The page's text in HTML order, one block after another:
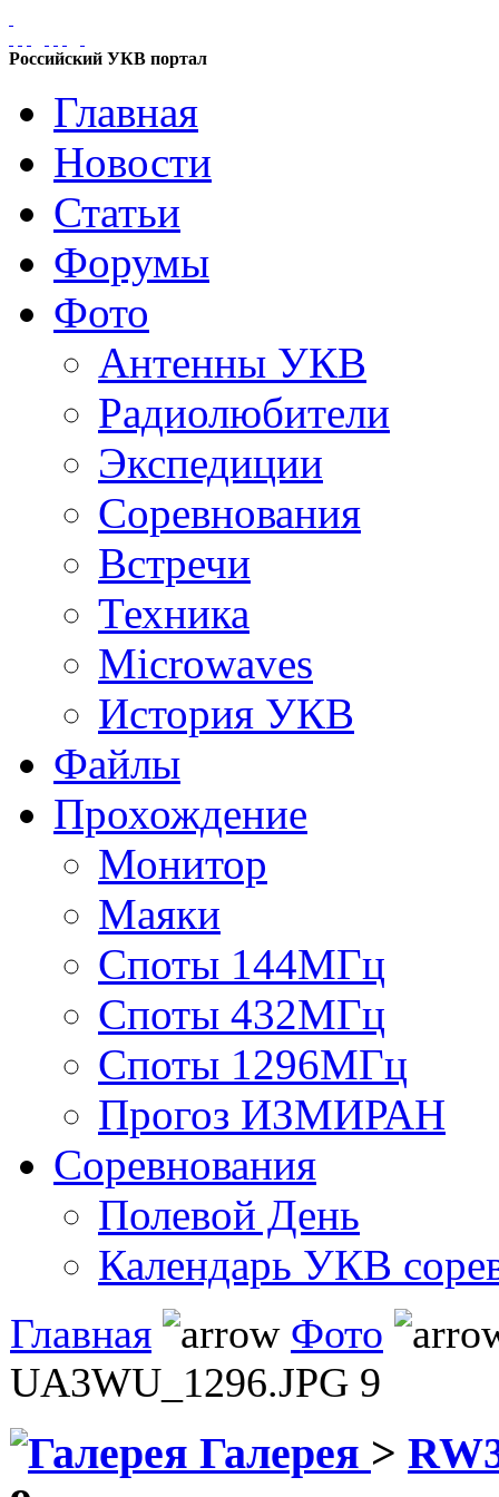
Российский УКВ портал
Главная
Новости
Статьи
Форумы
Фото
Антенны УКВ
Радиолюбители
Экспедиции
Соревнования
Встречи
Техника
Microwaves
История УКВ
Файлы
Прохождение
Монитор
Маяки
Споты 144МГц
Споты 432МГц
Споты 1296МГц
Прогоз ИЗМИРАН
Соревнования
Полевой День
Календарь УКВ
Главная
Фото
UA3WU_1296.JPG 9
Галерея >